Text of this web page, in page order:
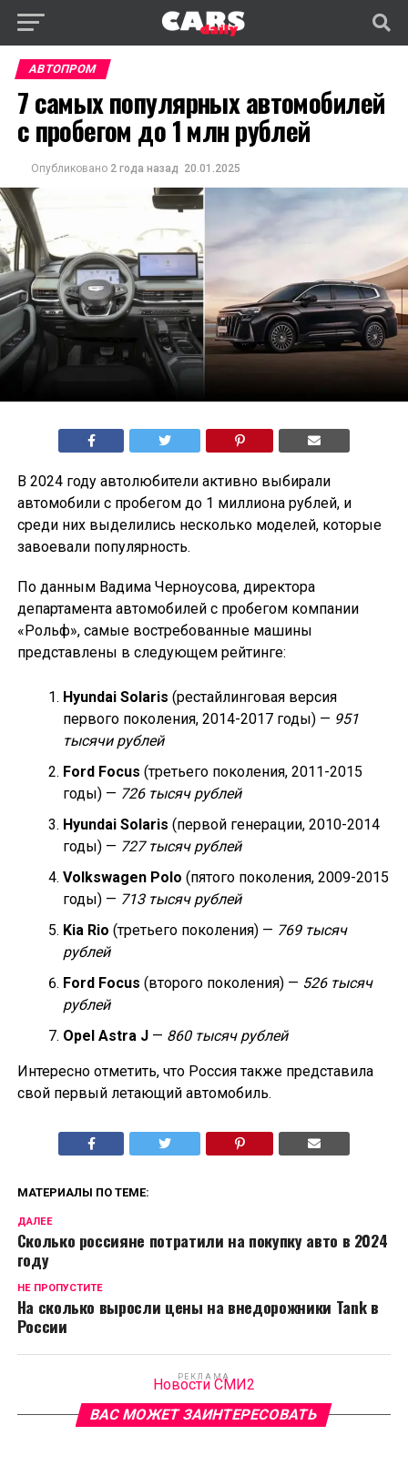
АВТОПРОМ
7 самых популярных автомобилей
с пробегом до 1 млн рублей
Опубликовано 2 года назад 20.01.2025
В 2024 году автолюбители активно выбирали
автомобили с пробегом до 1 миллиона рублей, и
среди них выделились несколько моделей, которые
завоевали популярность.
По данным Вадима Черноусова, директора
департамента автомобилей с пробегом компании
«Рольф», самые востребованные машины
представлены в следующем рейтинге:
Hyundai Solaris (рестайлинговая версия
первого поколения, 2014-2017 годы) — 951
тысячи рублей
Ford Focus (третьего поколения, 2011-2015
годы) — 726 тысяч рублей
Hyundai Solaris (первой генерации, 2010-2014
годы) — 727 тысяч рублей
Volkswagen Polo (пятого поколения, 2009-2015
годы) — 713 тысяч рублей
Kia Rio (третьего поколения) — 769 тысяч
рублей
Ford Focus (второго поколения) — 526 тысяч
рублей
Opel Astra J— 860 тысяч рублей
Интересно отметить, что Россия также представила
свой первый летающий автомобиль.
МАТЕРИАЛЫ ПО ТЕМЕ:
ДАЛЕЕ
Сколько россияне потратили на покупку авто в 2024
году
НЕ ПРОПУСТИТЕ
На сколько выросли цены на внедорожники Tank в
России
РЕКЛАМА
Новости СМИ2
ВАС МОЖЕТ ЗАИНТЕРЕСОВАТЬ